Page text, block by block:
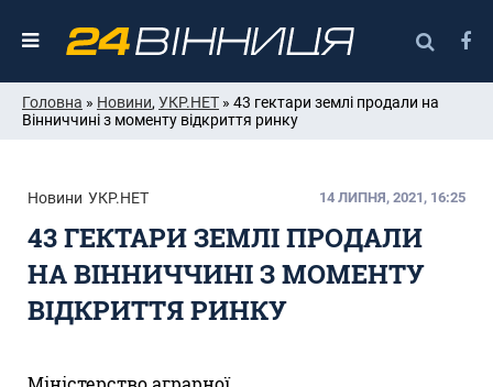
Головна » Новини, УКР.НЕТ » 43 гектари землі продали на
Вінниччині з моменту відкриття ринку
Новини УКР.НЕТ 14 ЛИПНЯ, 2021, 16:25
43 ГЕКТАРИ ЗЕМЛІ ПРОДАЛИ
НА ВІННИЧЧИНІ З МОМЕНТУ
ВІДКРИТТЯ РИНКУ